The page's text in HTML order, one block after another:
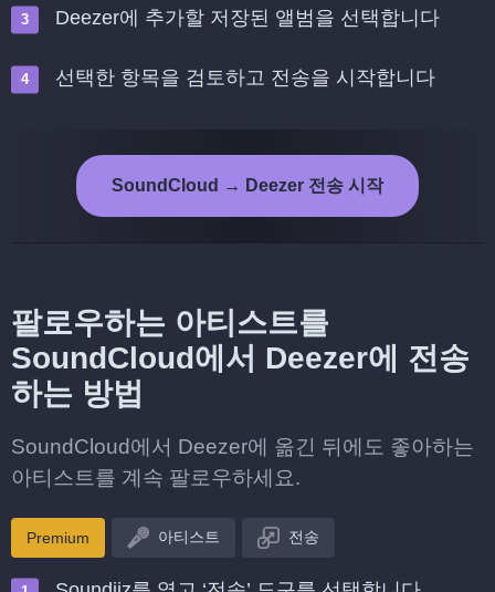
Deezer에 추가할 저장된 앨범을 선택합니다
선택한 항목을 검토하고 전송을 시작합니다
SoundCloud → Deezer 전송 시작
팔로우하는 아티스트를
SoundCloud에서 Deezer에 전송
하는 방법
SoundCloud에서 Deezer에 옮긴 뒤에도 좋아하는
아티스트를 계속 팔로우하세요.
Premium 아티스트 전송